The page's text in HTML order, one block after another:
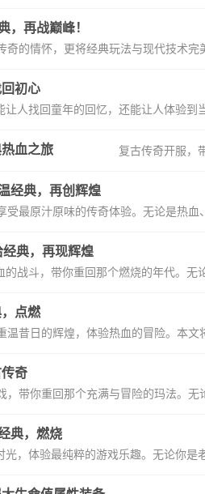
再战巅峰！
的情怀，更将经典玩法与现代技术
初心
人找回童年的回忆，还能让人体验
血之旅 复古传奇开服，
经典，再创辉煌
最原汁原味的传奇体验。无论是热
典，再现辉煌
战斗，带你重回那个燃烧的年代。
点燃
昔日的辉煌，体验热血的冒险。本
奇
带你重回那个充满与冒险的玛法。
典，燃烧
，体验最纯粹的游戏乐趣。无论你